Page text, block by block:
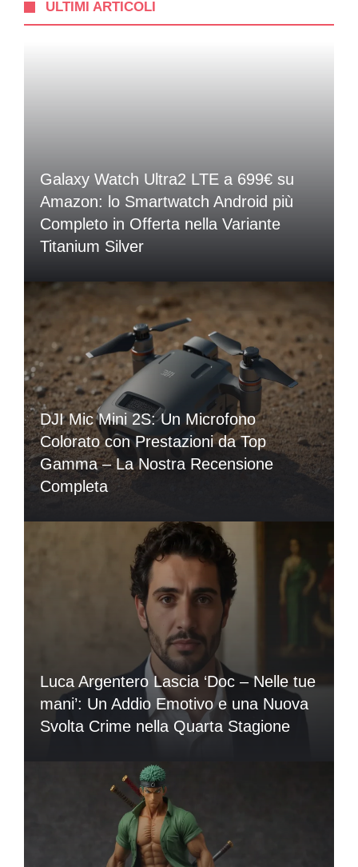
ULTIMI ARTICOLI
Galaxy Watch Ultra2 LTE a 699€ su
Amazon: lo Smartwatch Android più
Completo in Offerta nella Variante
Titanium Silver
DJI Mic Mini 2S: Un Microfono
Colorato con Prestazioni da Top
Gamma – La Nostra Recensione
Completa
Luca Argentero Lascia ‘Doc – Nelle tue
mani’: Un Addio Emotivo e una Nuova
Svolta Crime nella Quarta Stagione